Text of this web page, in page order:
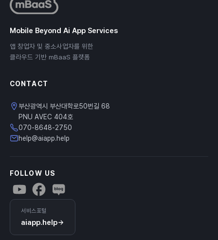
Mobile Beyond Ai App Services
앱 창업자 및 중소사업자를 위한
클라우드 기반 mBaaS 플랫폼
CONTACT
부산광역시 부산대학로50번길 68
PNU AVEC 404호
070-8648-2750
help@aiapp.help
FOLLOW US
서비스포털
aiapp.help